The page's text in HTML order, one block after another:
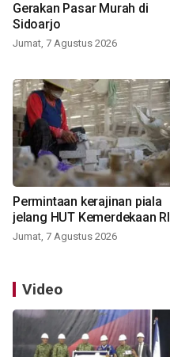
Gerakan Pasar Murah di
Sidoarjo
Jumat, 7 Agustus 2026
Permintaan kerajinan piala
jelang HUT Kemerdekaan RI
Jumat, 7 Agustus 2026
Video